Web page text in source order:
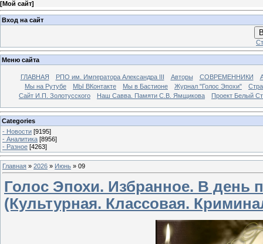
[Мой сайт]
Вход на сайт
Меню сайта
ГЛАВНАЯ РПО им. Императора Александра III Авторы СОВРЕМЕННИКИ
Мы на Рутубе
МЫ ВКонтакте Мы в Бастионе Журнал "Голос Эпохи"
Сайт И.П. Золотусского
Наш Савва. Памяти С.В. Ямщикова Проект Белый
Categories
- Новости [9195]
- Аналитика [8956]
- Разное [4263]
Главная » 2026 » Июнь » 09
Голос Эпохи. Избранное. В день
(Культурная. Классовая.